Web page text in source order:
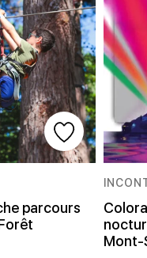
parcours
Mont-